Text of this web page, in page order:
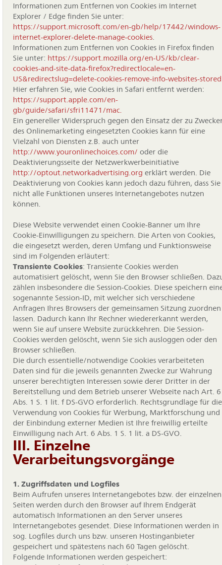
Informationen zum Entfernen von Cookies im Internet
Explorer / Edge finden Sie unter:
https://support.microsoft.com/en-gb/help/17442/windows-
internet-explorer-delete-manage-cookies
Informationen zum Entfernen von Cookies in Firefox finden
Sie unter: https://support.mozilla.org/en-US/kb/clear-
cookies-and-site-data-firefox?redirectlocale=en-
US&redirectslug=delete-cookies-remove-info-websites-stored
Hier erfahren Sie, wie Cookies in Safari entfernt werden:
https://support.apple.com/en-
gb/guide/safari/sfri11471/mac.
Ein genereller Widerspruch gegen den Einsatz der zu
des Onlinemarketing eingesetzten Cookies kann für eine
Vielzahl von Diensten z.B. auch unter
http://www.youronlinechoices.com/ oder die
Deaktivierungsseite der Netzwerkwerbeinitiative
http://optout.networkadvertising.org erklärt werden. Die
Deaktivierung von Cookies kann jedoch dazu führen, dass Sie
nicht alle Funktionen unseres Internetangebotes nutzen
können.
Diese Website verwendet einen Cookie-Banner um Ihre
Cookie-Einwilligungen zu speichern. Die Arten von Cookies,
die eingesetzt werden, deren Umfang und Funktionsweise
sind im Folgenden erläutert:
Transiente Cookies: Transiente Cookies werden
automatisiert gelöscht, wenn Sie den Browser schließen.
zählen insbesondere die Session-Cookies. Diese speichern
sogenannte Session-ID, mit welcher sich verschiedene
Anfragen Ihres Browsers der gemeinsamen Sitzung zuordnen
lassen. Dadurch kann Ihr Rechner wiedererkannt werden,
wenn Sie auf unsere Website zurückkehren. Die Session-
Cookies werden gelöscht, wenn Sie sich ausloggen oder den
Browser schließen.
Die durch essentielle/notwendige Cookies verarbeiteten
Daten sind für die jeweils genannten Zwecke zur Wahrung
unserer berechtigten Interessen sowie derer Dritter in der
Bereitstellung und dem Betrieb unserer Webseite nach Art. 6
Abs. 1 S. 1 lit. f DS-GVO erforderlich. Rechtsgrundlage für die
Verwendung von Cookies für Werbung, Marktforschung und
der Einbindung externer Medien ist Ihre freiwillig erteilte
Einwilligung nach Art. 6 Abs. 1 S. 1 lit. a DS-GVO.
III. Einzelne
Verarbeitungsvorgänge
1. Zugriffsdaten und Logfiles
Beim Aufrufen unseres Internetangebotes bzw. der einzelnen
Seiten werden durch den Browser auf Ihrem Endgerät
automatisch Informationen an den Server unseres
Internetangebotes gesendet. Diese Informationen werden in
sog. Logfiles durch uns bzw. unseren Hostinganbieter
gespeichert und spätestens nach 60 Tagen gelöscht.
Folgende Informationen werden gespeichert: